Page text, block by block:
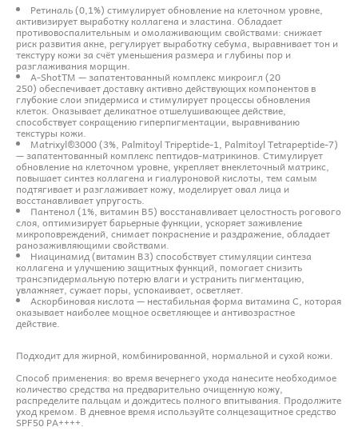
Ретиналь (0,1%) стимулирует обновление на клеточном уровне,
активизирует выработку коллагена и эластина. Обладает
противовоспалительным и омолаживающим свойствами: снижает
риск развития акне, регулирует выработку себума, выравнивает тон и
текстуру кожи за счёт уменьшения размера и глубины пор и
разглаживания морщин.
A-ShotTM — запатентованный комплекс микроигл (20
250) обеспечивает доставку активно действующих компонентов в
глубокие слои эпидермиса и стимулирует процессы обновления
клеток. Оказывает деликатное отшелушивающее действие,
способствует сокращению гиперпигментации, выравниванию
текстуры кожи.
Matrixyl®3000 (3%, Palmitoyl Tripeptide-1, Palmitoyl Tetrapeptide-7)
— запатентованный комплекс пептидов-матрикинов. Стимулирует
обновление на клеточном уровне, укрепляет внеклеточный матрикс,
повышает синтез коллагена и гиалуроновой кислоты, тем самым
подтягивает и разглаживает кожу, моделирует овал лица и
восстанавливает упругость.
Пантенол (1%, витамин B5) восстанавливает целостность рогового
слоя, оптимизирует барьерные функции, ускоряет заживление
микроповреждений, снимает покраснение и раздражение, обладает
ранозаживляющими свойствами.
Ниацинамид (витамин B3) способствует стимуляции синтеза
коллагена и улучшению защитных функций, помогает снизить
трансэпидермальную потерю влаги и устранить пигментацию,
увлажняет, сужает поры, успокаивает, осветляет.
Аскорбиновая кислота — нестабильная форма витамина C, которая
оказывает наиболее мощное осветляющее и антивозрастное
действие.
Подходит для жирной, комбинированной, нормальной и сухой кожи.
Способ применения: во время вечернего ухода нанесите необходимое
количество средства на предварительно очищенную кожу,
распределите пальцам и дождитесь полного впитывания. Продолжите
уход кремом. В дневное время используйте солнцезащитное средство
SPF50 PA++++.